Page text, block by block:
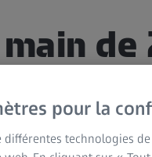
de
pour la
différentes technologies